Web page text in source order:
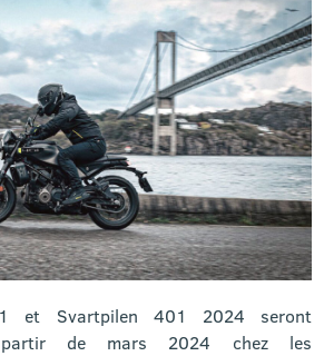
et Svartpilen 401 2024 seront
de mars 2024 chez les